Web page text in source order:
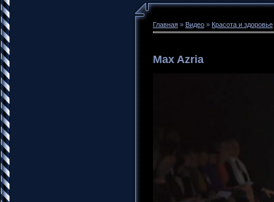
Главная » Видео » Красота и здоровье
Max Azria